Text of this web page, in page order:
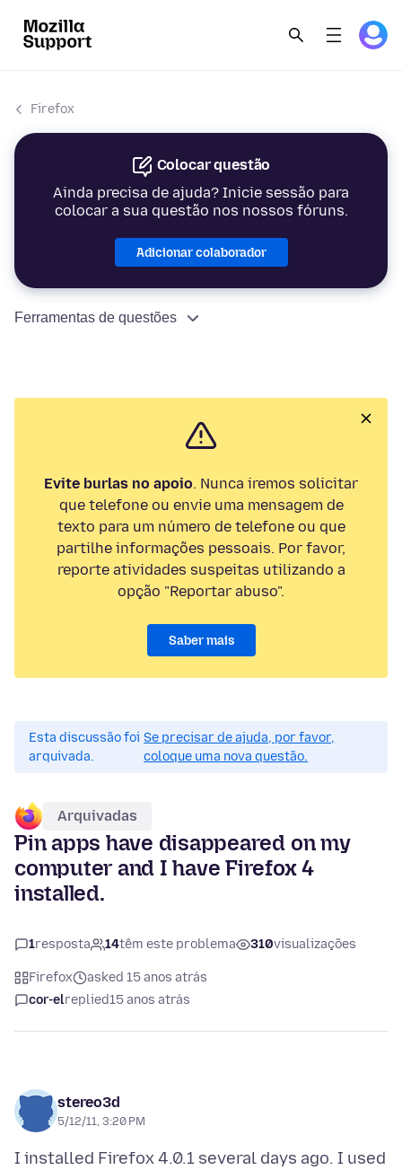
Firefox
Colocar questão
Ainda precisa de ajuda? Inicie sessão para
colocar a sua questão nos nossos fóruns.
Adicionar colaborador
Ferramentas de questões
Evite burlas no apoio. Nunca iremos solicitar
que telefone ou envie uma mensagem de
texto para um número de telefone ou que
partilhe informações pessoais. Por favor,
reporte atividades suspeitas utilizando a
opção "Reportar abuso".
Saber mais
Esta discussão foi
arquivada.
Se precisar de ajuda, por favor,
coloque uma nova questão.
Arquivadas
Pin apps have disappeared on my
computer and I have Firefox 4
installed.
1resposta 14têm este problema 310visualizações
Firefox
asked 15 anos atrás
cor-elreplied15 anos atrás
stereo3d
5/12/11, 3:20 PM
I installed Firefox 4.0.1 several days ago. I used